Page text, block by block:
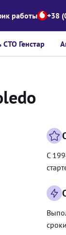
работы +38
СТО Генстар
С
сроки